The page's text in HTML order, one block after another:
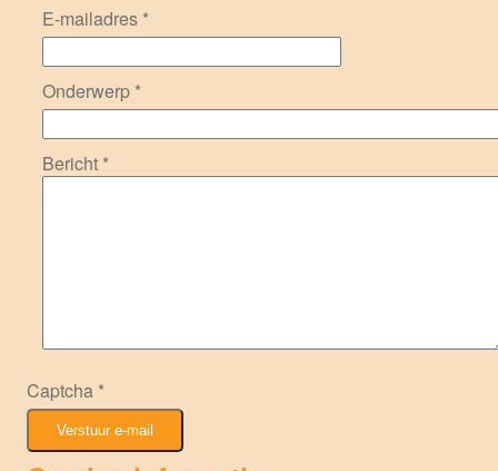
E-mailadres *
Onderwerp *
Bericht *
Captcha *
Verstuur e-mail